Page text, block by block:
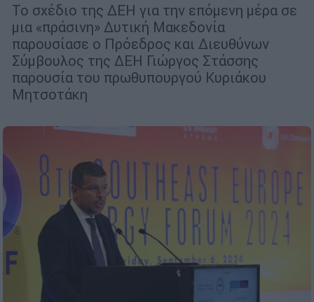
Το σχέδιο της ΔΕΗ για την επόμενη μέρα σε
μια «πράσινη» Δυτική Μακεδονία
παρουσίασε ο Πρόεδρος και Διευθύνων
Σύμβουλος της ΔΕΗ Γιώργος Στάσσης
παρουσία του πρωθυπουργού Κυριάκου
Μητσοτάκη